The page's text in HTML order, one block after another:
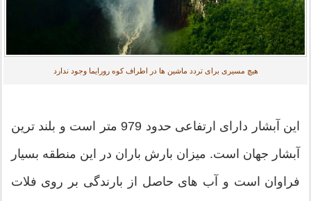
هیچ مسیری برای تردد ماشین ها در اطراف کوه رورایما وجود ندارد
این آبشار دارای ارتفاعی حدود 979 متر است و بلند ترین
آبشار جهان است. میزان بارش باران در این منطقه بسیار
فراوان است و آب های حاصل از بارندگی بر روی فلات